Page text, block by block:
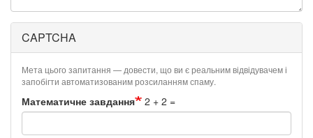
CAPTCHA
Мета цього запитання — довести, що ви є реальним відвідувачем і
запобігти автоматизованим розсиланням спаму.
Математичне завдання 2 + 2 =